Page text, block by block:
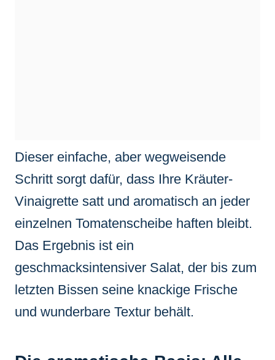
Dieser einfache, aber wegweisende
Schritt sorgt dafür, dass Ihre Kräuter-
Vinaigrette satt und aromatisch an jeder
einzelnen Tomatenscheibe haften bleibt.
Das Ergebnis ist ein
geschmacksintensiver Salat, der bis zum
letzten Bissen seine knackige Frische
und wunderbare Textur behält.